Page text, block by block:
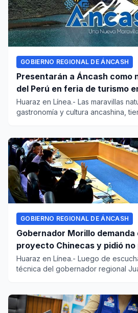
GOBIERNO REGIONAL DE ÁNCASH
Presentarán a Áncash como
del Perú en feria de turismo
Huaraz en Línea.- Las maravillas
gastronomía y cultura ancashina,
GOBIERNO REGIONAL DE ÁNCASH
Gobernador Morillo
proyecto Chinecas y pidió no
tiempo
Huaraz en Línea.- Luego de
técnica del gobernador regional